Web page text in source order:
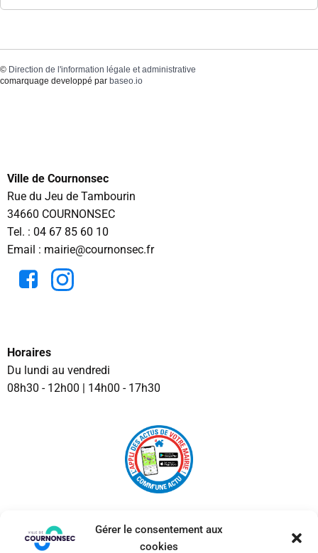
Gérer le consentement aux
cookies
© Direction de l'information légale et administrative
comarquage developpé par baseo.io
Ville de Cournonsec
Rue du Jeu de Tambourin
34660 COURNONSEC
Tel. : 04 67 85 60 10
Email : mairie@cournonsec.fr
Horaires
Du lundi au vendredi
08h30 - 12h00 | 14h00 - 17h30